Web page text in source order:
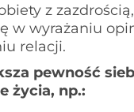
z
w wyrażaniu
relacji.
pewność
życia, np.: